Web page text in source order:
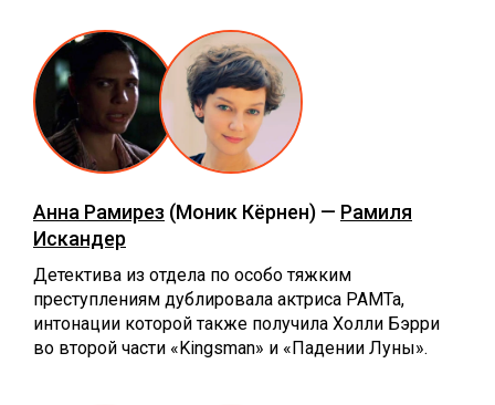
Анна Рамирез (Моник Кёрнен) — Рамиля
Искандер
Детектива из отдела по особо тяжким
преступлениям дублировала актриса РАМТа,
интонации которой также получила Холли Бэрри
во второй части «Kingsman» и «Падении Луны».